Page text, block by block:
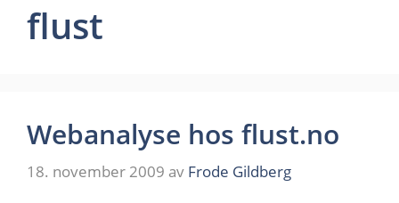
flust
Webanalyse hos flust.no
18. november 2009 av Frode Gildberg